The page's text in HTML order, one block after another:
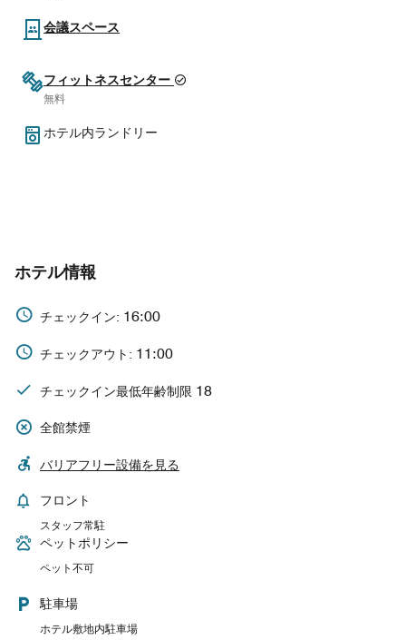
会議スペース
フィットネスセンター
無料
ホテル内ランドリー
ホテル情報
チェックイン: 16:00
チェックアウト: 11:00
チェックイン最低年齢制限 18
全館禁煙
バリアフリー設備を見る
フロント
スタッフ常駐
ペットポリシー
ペット不可
駐車場
ホテル敷地内駐車場